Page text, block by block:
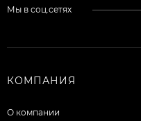
Мы в соц.сетях
КОМПАНИЯ
О компании